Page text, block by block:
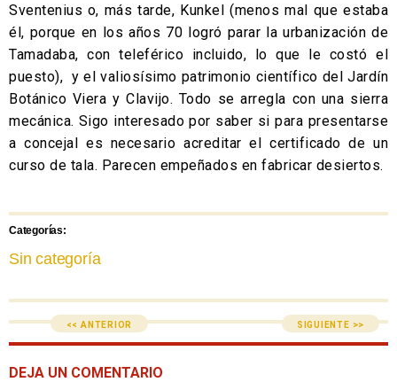
Sventenius o, más tarde, Kunkel (menos mal que estaba
él, porque en los años 70 logró parar la urbanización de
Tamadaba, con teleférico incluido, lo que le costó el
puesto), y el valiosísimo patrimonio científico del Jardín
Botánico Viera y Clavijo. Todo se arregla con una sierra
mecánica. Sigo interesado por saber si para presentarse
a concejal es necesario acreditar el certificado de un
curso de tala. Parecen empeñados en fabricar desiertos.
Categorías:
Sin categoría
<< ANTERIOR SIGUIENTE >>
DEJA UN COMENTARIO